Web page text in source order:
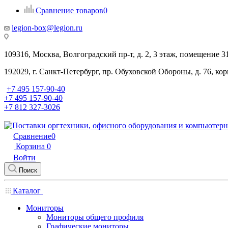
Сравнение товаров0
legion-box@legion.ru
109316, Москва, Волгоградский пр-т, д. 2, 3 этаж, помещение
192029, г. Санкт-Петербург, пр. Обуховской Обороны, д. 76,
+7 495 157-90-40
+7 495 157-90-40
+7 812 327-3026
Сравнение0
Корзина 0
Войти
Поиск
Каталог
Мониторы
Мониторы общего профиля
Графические мониторы